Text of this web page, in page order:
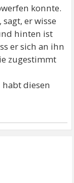
konnte.
er wisse
hinten ist
er sich an ihn
zugestimmt
diesen